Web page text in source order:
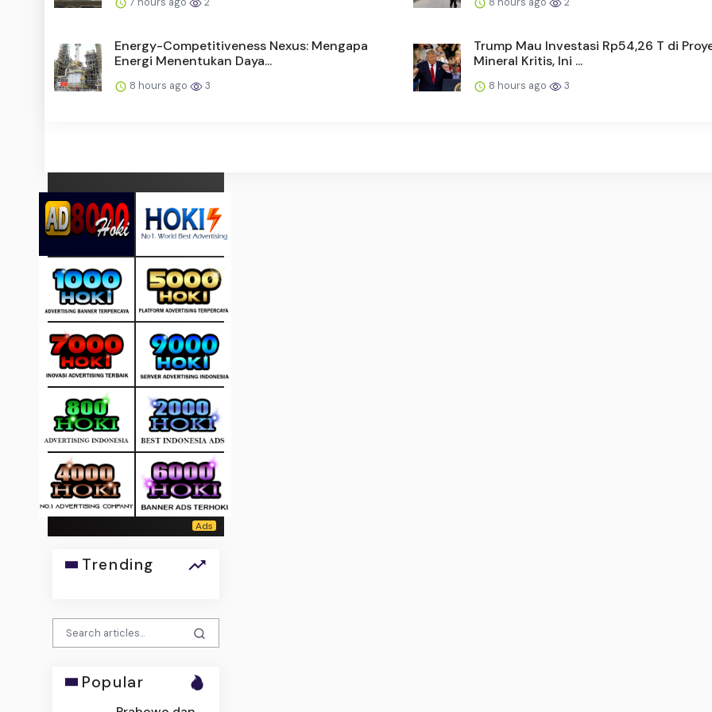
Energy-Competitiveness Nexus: Mengapa
Energi Menentukan Daya...
8 hours ago 3
Trump Mau Investasi Rp54,26 T di
Mineral Kritis, Ini ...
8 hours ago 3
Trending
Popular